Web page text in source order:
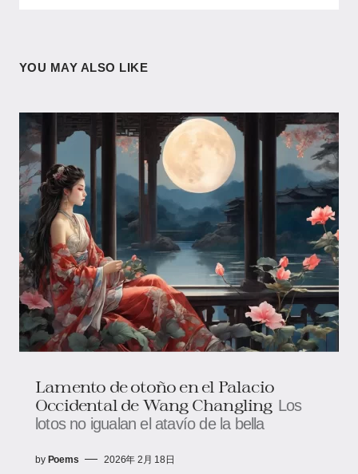
YOU MAY ALSO LIKE
Lamento de otoño en el Palacio
Occidental de Wang Changling Los
lotos no igualan el atavío de la bella
by Poems 2026年 2月 18日